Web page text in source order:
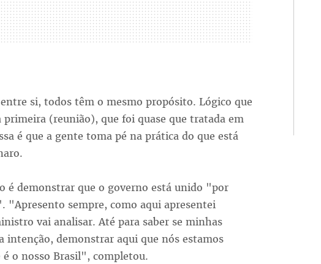
si, todos têm o mesmo propósito. Lógico que
primeira (reunião), que foi quase que tratada em
é que a gente toma pé na prática do que está
é demonstrar que o governo está unido "por
"Apresento sempre, como aqui apresentei
vai analisar. Até para saber se minhas
intenção, demonstrar aqui que nós estamos
o nosso Brasil", completou.